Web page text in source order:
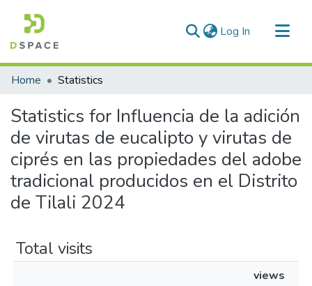
Log In (current)
Communities & Collections
Home Statistics
Statistics for Influencia de la adición
de virutas de eucalipto y virutas de
ciprés en las propiedades del adobe
tradicional producidos en el Distrito
de Tilali 2024
Total visits
views